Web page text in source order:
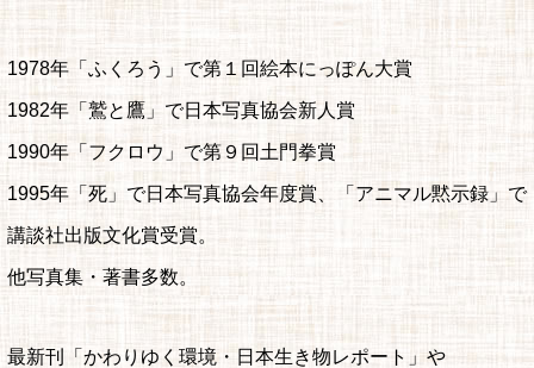
1978年「ふくろう」で第１回絵本にっぽん大賞
1982年「鷲と鷹」で日本写真協会新人賞
1990年「フクロウ」で第９回土門拳賞
1995年「死」で日本写真協会年度賞、「アニマル黙示録」で
講談社出版文化賞受賞。
他写真集・著書多数。
最新刊「かわりゆく環境・日本生き物レポート」や